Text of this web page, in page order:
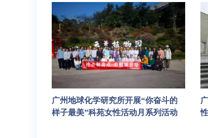
广州地球化学研究所开展“你奋斗的
样子最美”科苑女性活动月系列活动